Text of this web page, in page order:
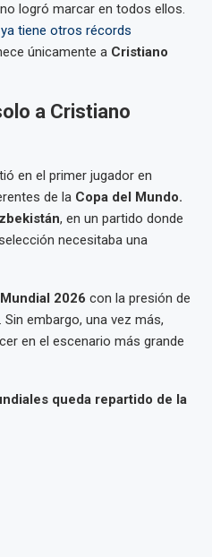
logró marcar en todos ellos.
tiene otros récords
únicamente a Cristiano
a Cristiano
en el primer jugador en
de la Copa del Mundo.
, en un partido donde
necesitaba una
Mundial 2026 con la presión de
embargo, una vez más,
en el escenario más grande
queda repartido de la